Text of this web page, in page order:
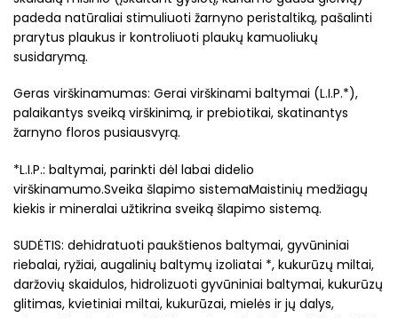
padeda natūraliai stimuliuoti žarnyno peristaltiką, pašalinti
prarytus plaukus ir kontroliuoti plaukų kamuoliukų
susidarymą.
Geras virškinamumas: Gerai virškinami baltymai (L.I.P.*),
palaikantys sveiką virškinimą, ir prebiotikai, skatinantys
žarnyno floros pusiausvyrą.
*L.I.P.: baltymai, parinkti dėl labai didelio
virškinamumo.Sveika šlapimo sistemaMaistinių medžiagų
kiekis ir mineralai užtikrina sveiką šlapimo sistemą.
SUDĖTIS: dehidratuoti paukštienos baltymai, gyvūniniai
riebalai, ryžiai, augalinių baltymų izoliatai *, kukurūzų miltai,
daržovių skaidulos, hidrolizuoti gyvūniniai baltymai, kukurūzų
glitimas, kvietiniai miltai, kukurūzai, mielės ir jų dalys,